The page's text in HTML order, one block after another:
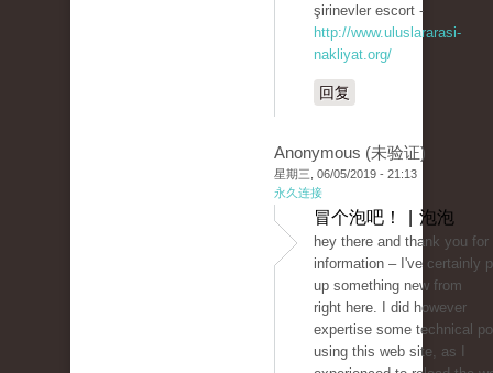
şirinevler escort -
http://www.uluslararasi-
nakliyat.org/
回复
Anonymous (未验证)
星期三, 06/05/2019 - 21:13
永久连接
冒个泡吧！ | 泡泡
hey there and thank you for
information – I've certainly
up something new from
right here. I did however
expertise some technical
using this web site, as I